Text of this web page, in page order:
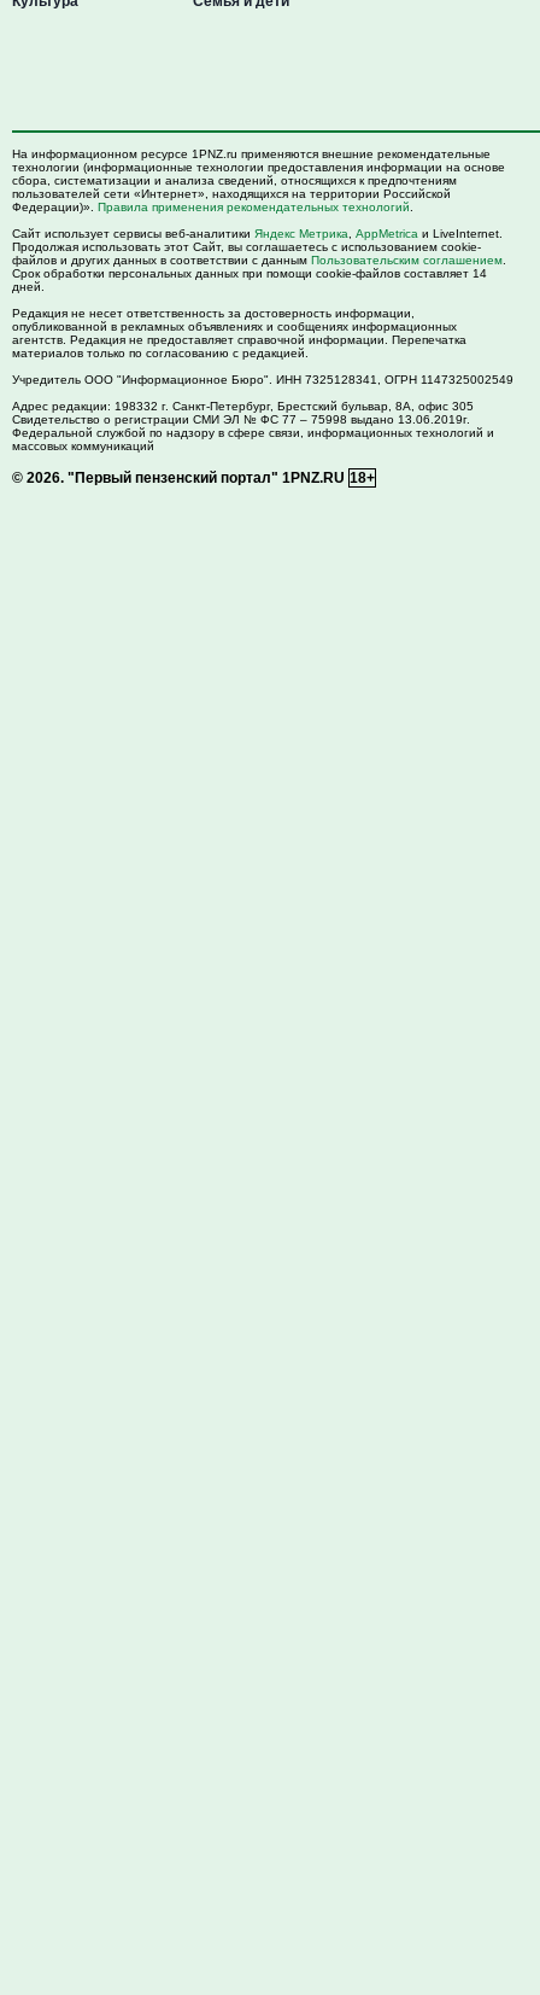
На информационном ресурсе 1PNZ.ru применяются внешние рекомендательные
технологии (информационные технологии предоставления информации на основе
сбора, систематизации и анализа сведений, относящихся к предпочтениям
пользователей сети «Интернет», находящихся на территории Российской
Федерации)». Правила применения рекомендательных технологий
Сайт использует сервисы веб-аналитики Яндекс Метрика AppMetrica и LiveInternet.
Продолжая использовать этот Сайт, вы соглашаетесь с использованием cookie-
файлов и других данных в соответствии с данным Пользовательским соглашением
Срок обработки персональных данных при помощи cookie-файлов составляет 14
дней.
Редакция не несет ответственность за достоверность информации,
опубликованной в рекламных объявлениях и сообщениях информационных
агентств. Редакция не предоставляет справочной информации. Перепечатка
материалов только по согласованию с редакцией.
Учредитель ООО "Информационное Бюро". ИНН 7325128341, ОГРН 1147325002549
Адрес редакции: 198332 г. Санкт-Петербург, Брестский бульвар, 8А, офис 305
Свидетельство о регистрации СМИ ЭЛ № ФС 77 – 75998 выдано 13.06.2019г.
Федеральной службой по надзору в сфере связи, информационных технологий и
массовых коммуникаций
© 2026. "Первый пензенский портал" 1PNZ.RU 18+